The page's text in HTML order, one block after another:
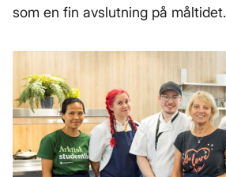
som en fin avslutning på måltidet.